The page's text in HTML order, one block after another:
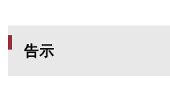
告示